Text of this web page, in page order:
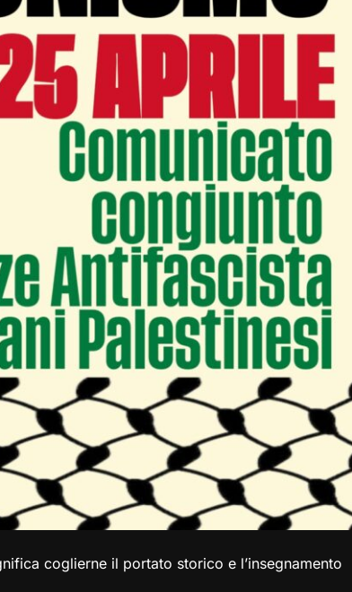
coglierne il portato storico e l’insegnamento